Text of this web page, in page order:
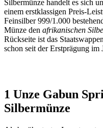
Silbermünze handelt es sich
einem erstklassigen Preis-
Feinsilber 999/1.000
Münze den afrikanischen
Rückseite ist das
schon seit der Erstprägung im
1 Unze Gabun
Silbermünze